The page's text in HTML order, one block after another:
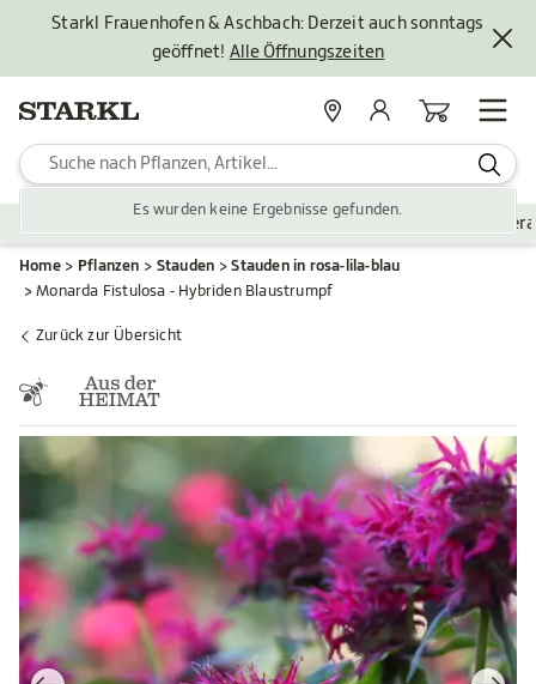
Starkl Frauenhofen & Aschbach: Derzeit auch sonntags
geöffnet! Alle Öffnungszeiten
Es wurden keine Ergebnisse gefunden.
StandorteMein KontoWarenkorb
Zubehör Gartengestaltung
Home Pflanzen Stauden
Stauden in rosa-lila-blau
Monarda Fistulosa - Hybriden Blaustrumpf
Zurück zur Übersicht